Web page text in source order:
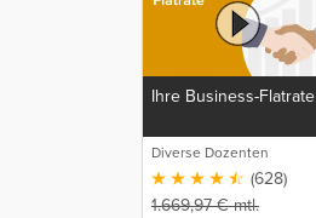
Ihre Business-Flatrate
Diverse Dozenten
(628)
1.669,97€mtl.